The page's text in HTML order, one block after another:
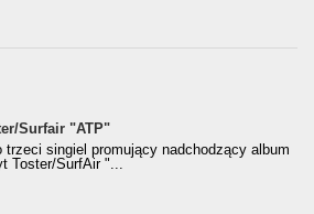
ATP VIDEO
Surfair "ATP"
trzeci singiel promujący nadchodzący album
Toster/SurfAir "...